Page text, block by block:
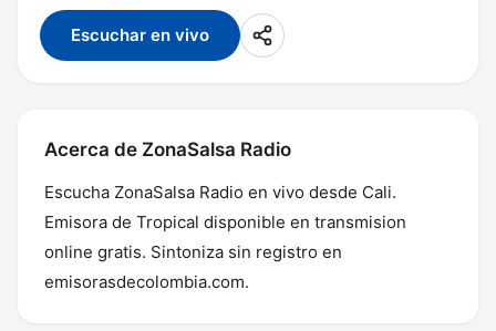
Escuchar en vivo
Acerca de ZonaSalsa Radio
Escucha ZonaSalsa Radio en vivo desde Cali.
Emisora de Tropical disponible en transmision
online gratis. Sintoniza sin registro en
emisorasdecolombia.com.